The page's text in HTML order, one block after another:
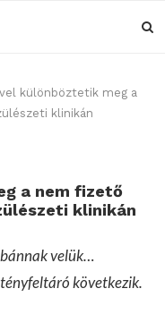
különböztetik meg a
klinikán
a nem fizető
klinikán
bánnak velük…
következik.